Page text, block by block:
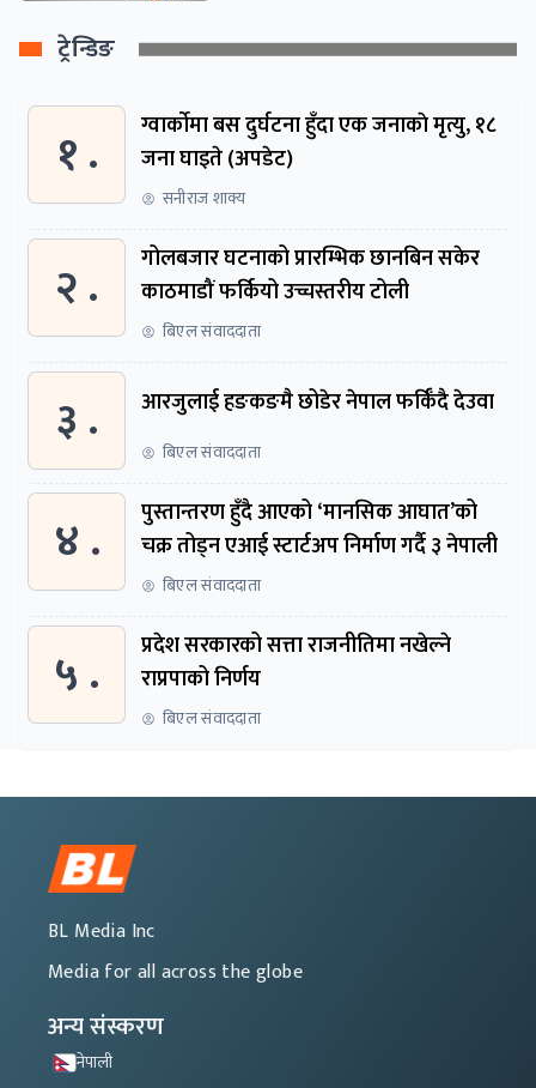
ट्रेन्डिङ
१ .
ग्वार्काेमा बस दुर्घटना हुँदा एक जनाकाे मृत्यु, १८
जना घाइते (अपडेट)
सनीराज शाक्य
२ .
गोलबजार घटनाको प्रारम्भिक छानबिन सकेर
काठमाडौं फर्कियो उच्चस्तरीय टोली
बिएल संवाददाता
३ . आरजुलाई हङकङमै छोडेर नेपाल फर्किँदै देउवा
बिएल संवाददाता
४ .
पुस्तान्तरण हुँदै आएको ‘मानसिक आघात’को
चक्र तोड्न एआई स्टार्टअप निर्माण गर्दै ३ नेपाली
बिएल संवाददाता
५ .
प्रदेश सरकारको सत्ता राजनीतिमा नखेल्ने
राप्रपाको निर्णय
बिएल संवाददाता
BL Media Inc
Media for all across the globe
अन्य संस्करण
नेपाली